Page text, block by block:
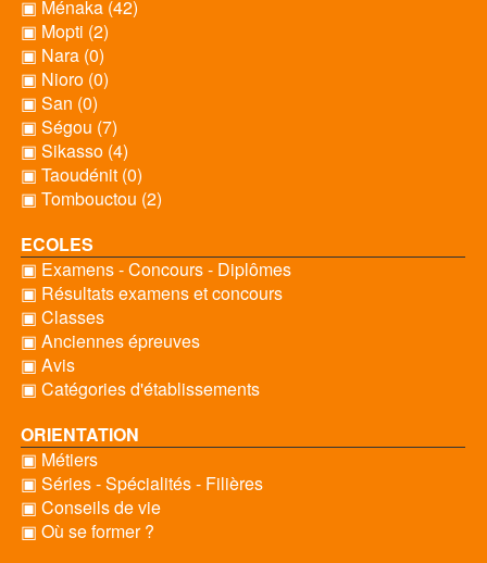
▣ Ménaka (42)
▣ Mopti (2)
▣ Nara (0)
▣ Nioro (0)
▣ San (0)
▣ Ségou (7)
▣ Sikasso (4)
▣ Taoudénit (0)
▣ Tombouctou (2)
ECOLES
▣ Examens - Concours - Diplômes
▣ Résultats examens et concours
▣ Classes
▣ Anciennes épreuves
▣ Avis
▣ Catégories d'établissements
ORIENTATION
▣ Métiers
▣ Séries - Spécialités - Filières
▣ Conseils de vie
▣ Où se former ?